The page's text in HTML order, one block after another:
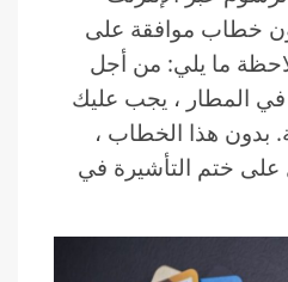
خطاب موافقة على
ما يلي: من أجل
المطار ، يجب عليك
بدون هذا الخطاب ،
ختم التأشيرة في